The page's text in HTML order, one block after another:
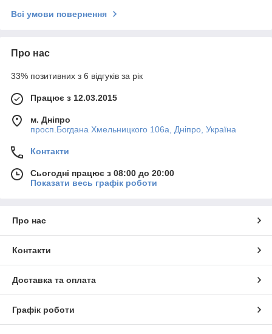
Всі умови повернення
Про нас
33% позитивних з 6 відгуків за рік
Працює з 12.03.2015
м. Дніпро
просп.Богдана Хмельницкого 106а, Дніпро, Україна
Контакти
Сьогодні працює з 08:00 до 20:00
Показати весь графік роботи
Про нас
Контакти
Доставка та оплата
Графік роботи